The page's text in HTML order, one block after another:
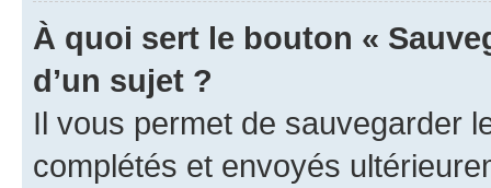
À quoi sert le bouton «
d’un sujet ?
Il vous permet de sauvegarder
complétés et envoyés